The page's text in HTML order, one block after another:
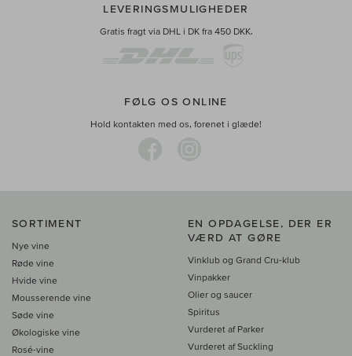
LEVERINGSMULIGHEDER
Gratis fragt via DHL i DK fra 450 DKK.
FØLG OS ONLINE
Hold kontakten med os, forenet i glæde!
SORTIMENT
Nye vine
Røde vine
Hvide vine
Mousserende vine
Søde vine
Økologiske vine
Rosé-vine
EN OPDAGELSE, DER ER
VÆRD AT GØRE
Vinklub og Grand Cru-klub
Vinpakker
Olier og saucer
Spiritus
Vurderet af Parker
Vurderet af Suckling